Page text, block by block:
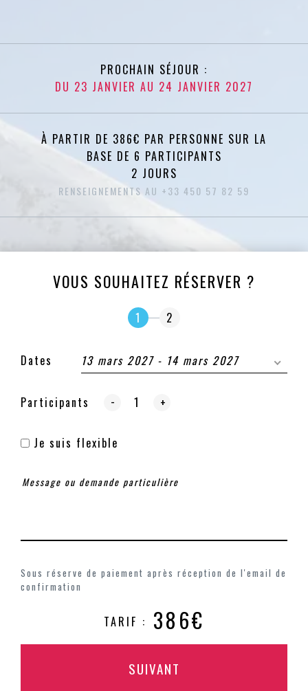
PROCHAIN SÉJOUR :
DU 23 JANVIER AU 24 JANVIER 2027
À PARTIR DE 386€ PAR PERSONNE SUR LA
BASE DE 6 PARTICIPANTS
2 JOURS
RENSEIGNEMENTS AU +33 450 57 82 59
VOUS SOUHAITEZ RÉSERVER ?
1 2
Dates 13 mars 2027 - 14 mars 2027
Participants - +
Je suis flexible
Sous réserve de paiement après réception de l'email de
confirmation
TARIF : 386€
SUIVANT